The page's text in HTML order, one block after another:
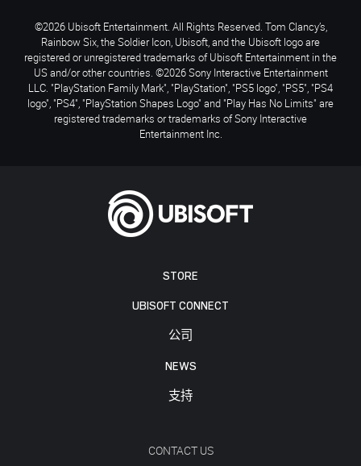
STORE
UBISOFT CONNECT
公司
NEWS
支持
CONTACT US
©2026 Ubisoft Entertainment. All Rights Reserved. Tom Clancy’s,
Rainbow Six, the Soldier Icon, Ubisoft, and the Ubisoft logo are
registered or unregistered trademarks of Ubisoft Entertainment in the
US and/or other countries. ©2026 Sony Interactive Entertainment
LLC. "PlayStation Family Mark", "PlayStation", "PS5 logo", "PS5", "PS4
logo", "PS4", "PlayStation Shapes Logo" and "Play Has No Limits" are
registered trademarks or trademarks of Sony Interactive
Entertainment Inc.